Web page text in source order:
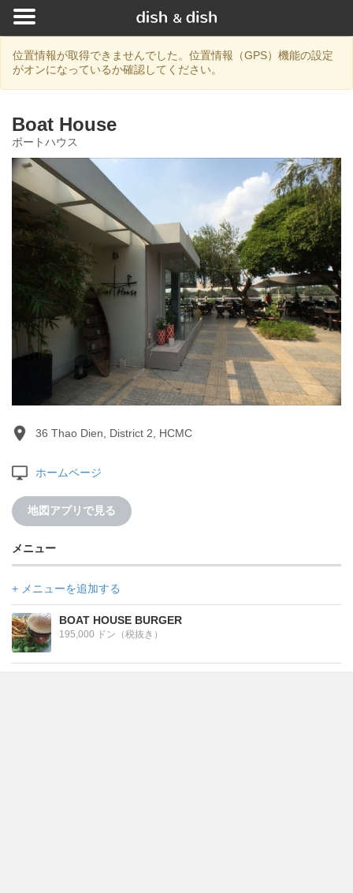
位置情報が取得できませんでした。位置情報（GPS）機能の設定
がオンになっているか確認してください。
Boat House
ボートハウス
36 Thao Dien, District 2, HCMC
ホームページ
地図アプリで見る
メニュー
+ メニューを追加する
BOAT HOUSE BURGER
195,000 ドン（税抜き）